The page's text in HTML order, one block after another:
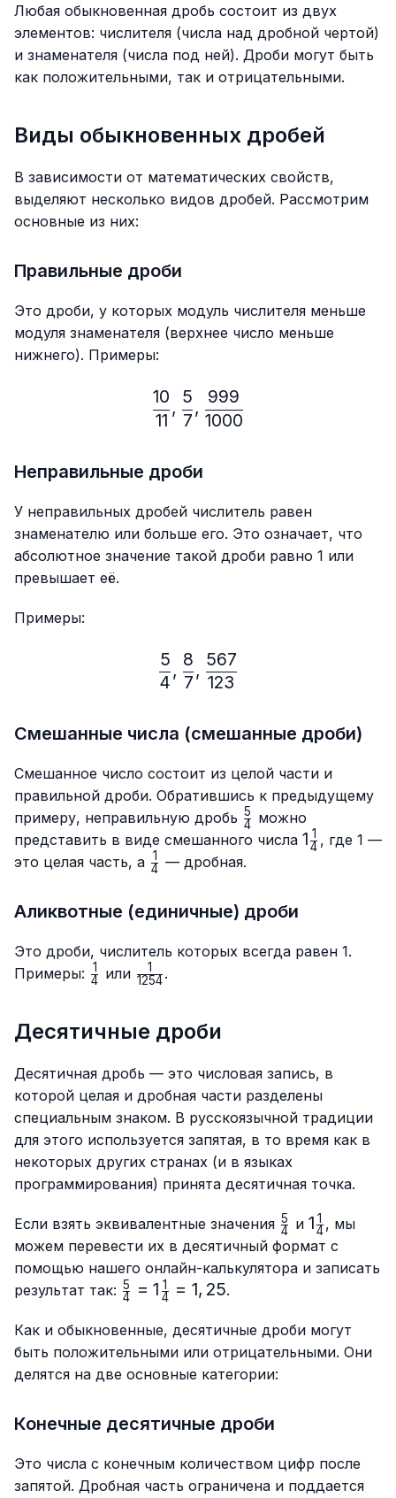
Любая обыкновенная дробь состоит из двух
элементов: числителя (числа над дробной чертой)
и знаменателя (числа под ней). Дроби могут быть
как положительными, так и отрицательными.
Виды обыкновенных дробей
В зависимости от математических свойств,
выделяют несколько видов дробей. Рассмотрим
основные из них:
Правильные дроби
Это дроби, у которых модуль числителя меньше
модуля знаменателя (верхнее число меньше
нижнего). Примеры:
11
10
,
7
5
,
1000
999
Неправильные дроби
У неправильных дробей числитель равен
знаменателю или больше его. Это означает, что
абсолютное значение такой дроби равно 1 или
превышает её.
Примеры:
4
5
,
7
8
,
123
567
Смешанные числа (смешанные дроби)
Смешанное число состоит из целой части и
правильной дроби. Обратившись к предыдущему
примеру, неправильную дробь \frac{5}
{4}
4
5
можно
представить в виде смешанного числа 1\frac{1}
1 4
1 , где 1 —
это целая часть, а \frac{1}
4
1 — дробная.
Аликвотные (единичные) дроби
Это дроби, числитель которых всегда равен 1.
Примеры: \frac{1}
4
1 или \frac{1}
1254
1 .
Десятичные дроби
Десятичная дробь — это числовая запись, в
которой целая и дробная части разделены
специальным знаком. В русскоязычной традиции
для этого используется запятая, в то время как в
некоторых других странах (и в языках
программирования) принята десятичная точка.
Если взять эквивалентные значения \frac{5}
{4}
4
5 и 1\frac{1}
{4}
14
1 , мы
можем перевести их в десятичный формат с
помощью нашего онлайн-калькулятора и записать
результат так: \frac{5}
{4}=1,25
4
5 = 1 4
1 = 1, 25.
Как и обыкновенные, десятичные дроби могут
быть положительными или отрицательными. Они
делятся на две основные категории:
Конечные десятичные дроби
Это числа с конечным количеством цифр после
запятой. Дробная часть ограничена и поддается